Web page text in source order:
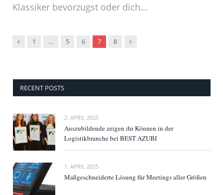
Klassiker bevorzugst oder dich…
Vorgänger
1 … 5 6 7 8 Nachfolger
RECENT POSTS
2. APRIL 2025
Auszubildende zeigen ihr Können in der
Logistikbranche bei BEST AZUBI
1. APRIL 2025
Maßgeschneiderte Lösung für Meetings aller Größen